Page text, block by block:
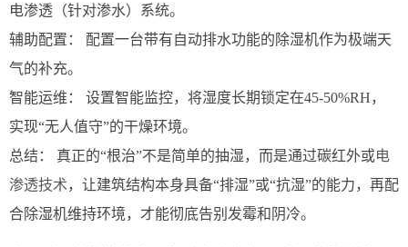
电渗透（针对渗水）系统。
辅助配置： 配置一台带有自动排水功能的除湿机作为极端天
气的补充。
智能运维： 设置智能监控，将湿度长期锁定在45-50%RH，
实现“无人值守”的干燥环境。
总结： 真正的“根治”不是简单的抽湿，而是通过碳红外或电
渗透技术，让建筑结构本身具备“排湿”或“抗湿”的能力，再配
合除湿机维持环境，才能彻底告别发霉和阴冷。